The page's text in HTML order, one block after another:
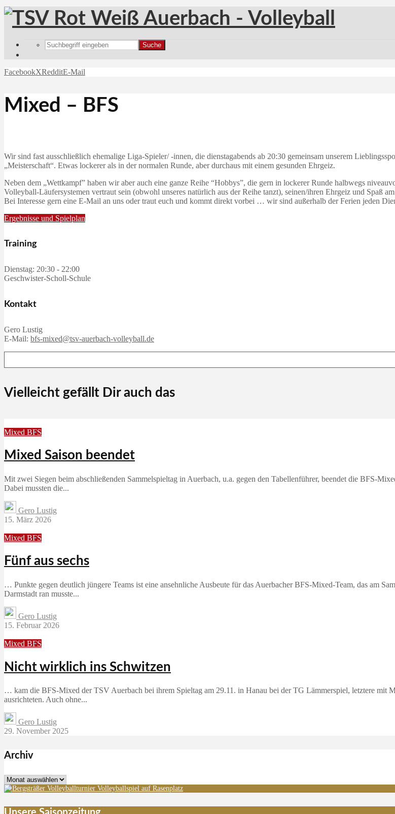
Suche
FacebookXRedditE-Mail
Mixed – BFS
Wir sind fast ausschließlich ehemalige Liga-Spieler/ -innen, die dienstagabends ab 20:30 gemeinsam unserem
„Meisterschaft“. Etwas lockerer als in der normalen Runde, aber durchaus mit einem gesunden Ehrgeiz.
Neben dem „Wettkampf” haben wir aber auch eine ganze Reihe “Hobbys”, die gern in lockerer Runde halbwegs
Volleyball-Läufersystemen vertraut sein (obwohl unseres natürlich aus der Reihe tanzt), seinen/ihren Ehrgeiz und Spaß
Bei Interesse gern eine E-Mail an uns oder traut euch und kommt direkt vorbei … wir sind außerhalb der Ferien jeden
Ergebnisse und Spielplan
Training
Dienstag: 20:30 - 22:00
Geschwister-Scholl-Schule
Kontakt
Gero Lustig
E-Mail: bfs-mixed@tsv-auerbach-volleyball.de
Vielleicht gefällt Dir auch das
Mixed BFS
Mixed Saison beendet
Mit zwei Siegen beim abschließenden Sammelspieltag in Auerbach, u.a. gegen den Tabellenführer, beendet die BFS-
Dabei mussten die...
Gero Lustig
15. März 2026
Mixed BFS
Fünf aus sechs
… Punkte gegen deutlich jüngere Teams ist eine ansehnliche Ausbeute für das Auerbacher BFS-Mixed-Team, das am
Darmstadt ran musste...
Gero Lustig
15. Februar 2026
Mixed BFS
Nicht wirklich ins Schwitzen
… kam die BFS-Mixed der TSV Auerbach bei ihrem Spieltag am 29.11. in Hanau bei der TG Lämmerspiel, letztere mit
ausrichteten. Auch ohne...
Gero Lustig
29. November 2025
Archiv
Archiv